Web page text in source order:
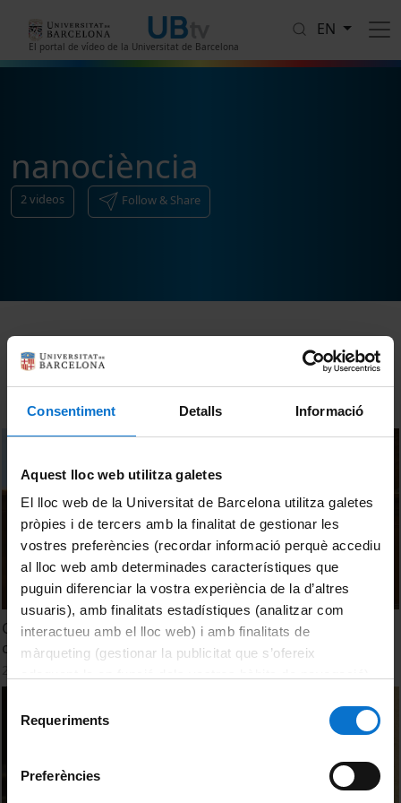
Consentiment Detalls Informació
Aquest lloc web utilitza galetes
El lloc web de la Universitat de Barcelona utilitza galetes
pròpies i de tercers amb la finalitat de gestionar les
vostres preferències (recordar informació perquè accediu
al lloc web amb determinades característiques que
puguin diferenciar la vostra experiència de la d’altres
usuaris), amb finalitats estadístiques (analitzar com
interactueu amb el lloc web) i amb finalitats de
màrqueting (gestionar la publicitat que s’ofereix
consultar laPolítica de galetes del lloc web de la
Requeriments
Preferències
El portal de vídeo de la Universitat de Barcelona
EN
nanociència
2videos Follow & Share
Sort
Caracterització a la nanoescala per a l’exploració del
cosmos: EELS de meteorits